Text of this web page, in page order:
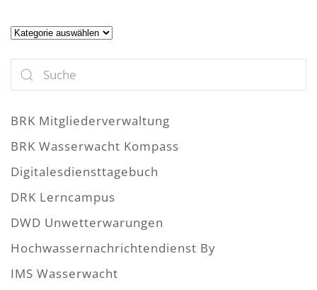
Artikel
BRK Mitgliederverwaltung
BRK Wasserwacht Kompass
Digitalesdiensttagebuch
DRK Lerncampus
DWD Unwetterwarungen
Hochwassernachrichtendienst By
IMS Wasserwacht